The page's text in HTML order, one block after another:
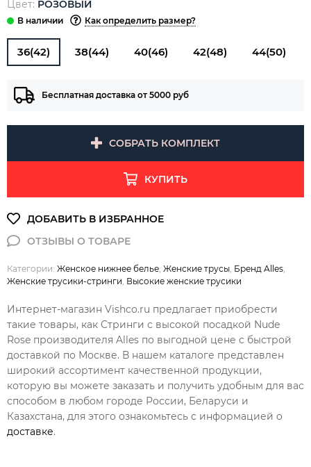
Цвет: РОЗОВЫЙ
Как определить размер?
36(42) 38(44) 40(46) 42(48) 44(50)
Бесплатная доставка от 5000 руб
СОБРАТЬ КОМПЛЕКТ
КУПИТЬ
Категории: Женское нижнее белье Женские трусы Бренд Alles
Женские трусики-стринги Высокие женские трусики
Интернет-магазин Vishco.ru предлагает приобрести
такие товары, как Стринги с высокой посадкой Nude
Rose производителя Alles по выгодной цене с быстрой
доставкой по Москве. В нашем каталоге представлен
широкий ассортимент качественной продукции,
которую вы можете заказать и получить удобным для вас
способом в любом городе России, Беларуси и
Казахстана, для этого ознакомьтесь с информацией о
доставке.